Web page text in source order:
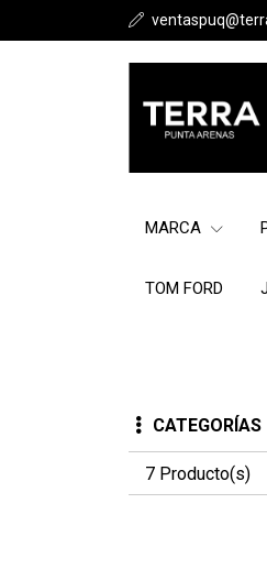
MARCA
TOM FORD
CATEGORÍAS
7 Producto(s)